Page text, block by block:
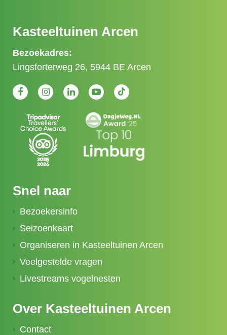
Kasteeltuinen Arcen
Bezoekadres:
Lingsforterweg 26, 5944 BE Arcen
Snel naar
Bezoekersinfo
Seizoenkaart
Organiseren in Kasteeltuinen Arcen
Veelgestelde vragen
Livestreams vogelnesten
Over Kasteeltuinen Arcen
Contact